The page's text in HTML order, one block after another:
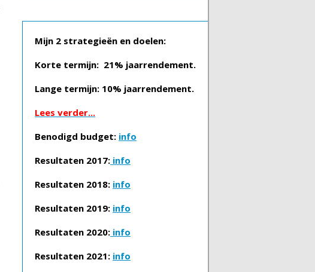
Mijn 2 strategieën en doelen:
Korte termijn: 21% jaarrendement.
Lange termijn: 10% jaarrendement.
Lees verder...
Benodigd budget: info
Resultaten 2017: info
Resultaten 2018: info
Resultaten 2019: info
Resultaten 2020: info
Resultaten 2021: info